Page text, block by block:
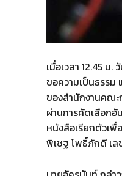
เมื่อเวลา 12.45
ขอความเป็นธรรม
ของสำนักงานคณ
ผ่านการคัดเลือก
หนังสือเรียกตัวเ
พิเชฐ โพธิ์ภักดี เ